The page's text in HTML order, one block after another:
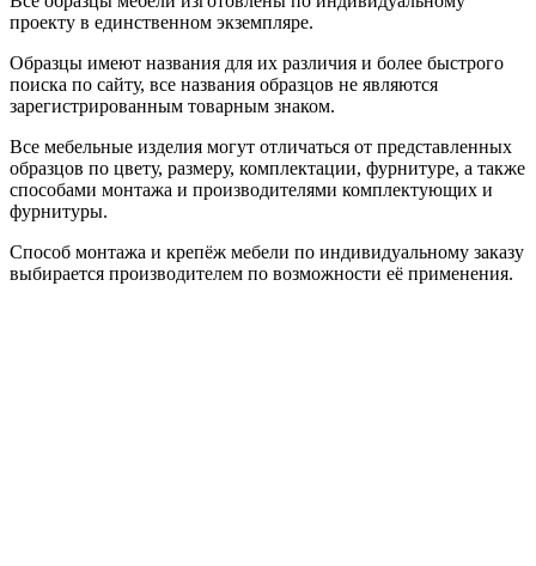
проекту в единственном экземпляре.
Образцы имеют названия для их различия и более быстрого
поиска по сайту, все названия образцов не являются
зарегистрированным товарным знаком.
Все мебельные изделия могут отличаться от представленных
образцов по цвету, размеру, комплектации, фурнитуре, а также
способами монтажа и производителями комплектующих и
фурнитуры.
Способ монтажа и крепёж мебели по индивидуальному заказу
выбирается производителем по возможности её применения.